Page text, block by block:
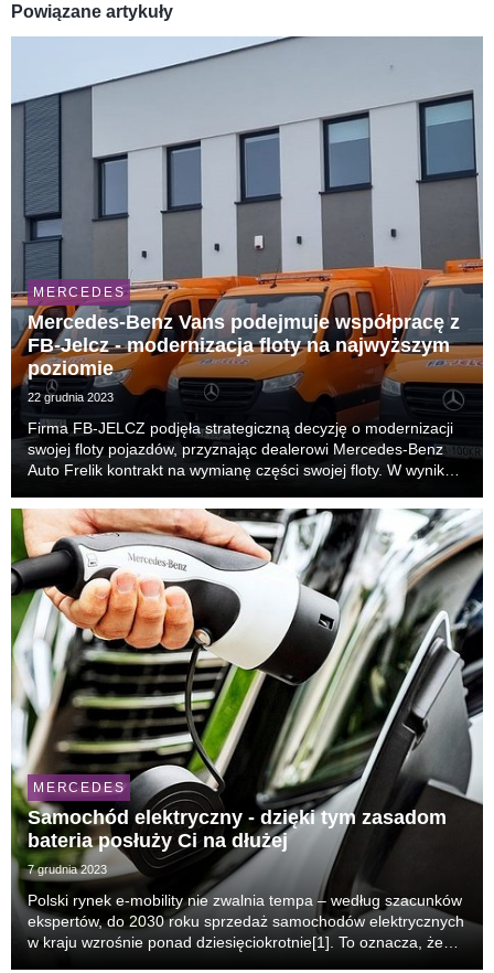
Powiązane artykuły
MERCEDES
Mercedes-Benz Vans podejmuje współpracę z
FB-Jelcz - modernizacja floty na najwyższym
poziomie
22 grudnia 2023
Firma FB-JELCZ podjęła strategiczną decyzję o modernizacji
swojej floty pojazdów, przyznając dealerowi Mercedes-Benz
Auto Frelik kontrakt na wymianę części swojej floty. W wyniku
Sprintery Doka z zabudową skrzyniową....
MERCEDES
​Samochód elektryczny - dzięki tym zasadom
bateria posłuży Ci na dłużej
7 grudnia 2023
Polski rynek e-mobility nie zwalnia tempa – według szacunków
ekspertów, do 2030 roku sprzedaż samochodów elektrycznych
w kraju wzrośnie ponad dziesięciokrotnie[1]. To oznacza, że